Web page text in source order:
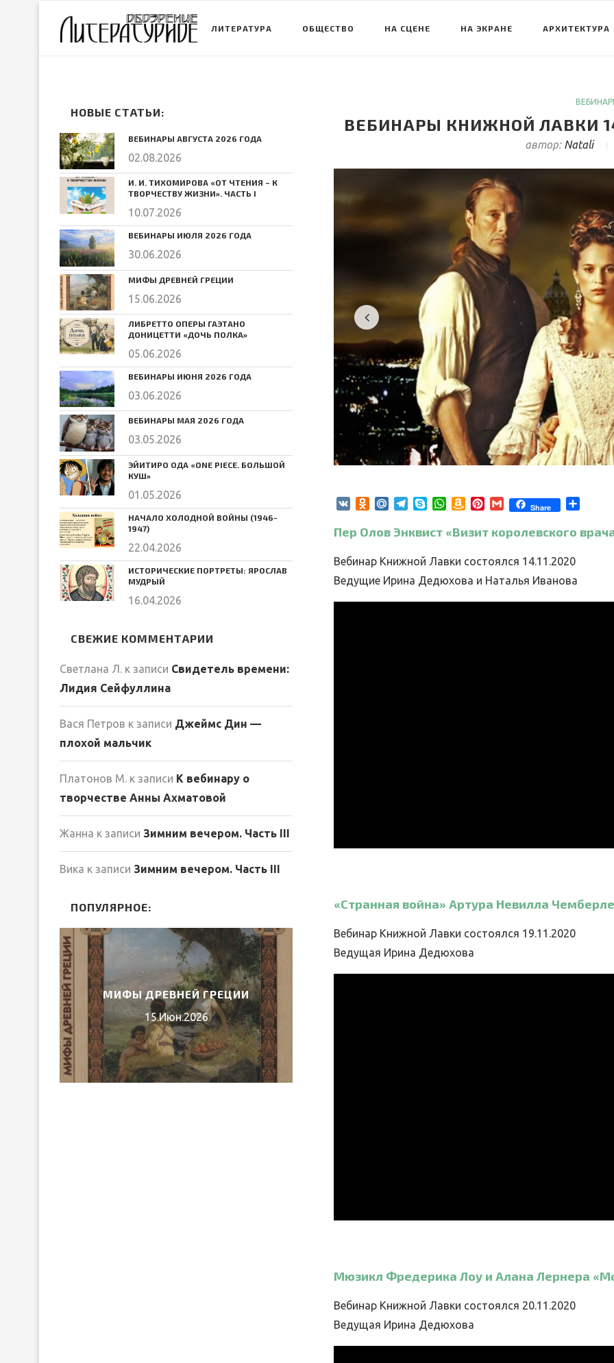
ЛИТЕРАТУРА ОБЩЕСТВО НА СЦЕНЕ НА ЭКРАНЕ АРХИТЕКТУРА
ВЕБИНАРЫ КНИЖНОЙ ЛАВКИ
автор: Natali
VK Odnoklassniki
Mail.RuTelegram
SkypeWhatsApp
Amazon
List
Pinterest
GmailShare
Пер Олов Энквист «Визит королевского
Вебинар Книжной Лавки состоялся 14.11.2020
Ведущие Ирина Дедюхова и Наталья Иванова
«Странная война» Артура Невилла
Вебинар Книжной Лавки состоялся 19.11.2020
Ведущая Ирина Дедюхова
Мюзикл Фредерика Лоу и Алана Лернера
Вебинар Книжной Лавки состоялся 20.11.2020
Ведущая Ирина Дедюхова
НОВЫЕ СТАТЬИ:
ВЕБИНАРЫ АВГУСТА 2026 ГОДА
02.08.2026
И. И. ТИХОМИРОВА «ОТ ЧТЕНИЯ – К
ТВОРЧЕСТВУ ЖИЗНИ». ЧАСТЬ I
10.07.2026
ВЕБИНАРЫ ИЮЛЯ 2026 ГОДА
30.06.2026
МИФЫ ДРЕВНЕЙ ГРЕЦИИ
15.06.2026
ЛИБРЕТТО ОПЕРЫ ГАЭТАНО
ДОНИЦЕТТИ «ДОЧЬ ПОЛКА»
05.06.2026
ВЕБИНАРЫ ИЮНЯ 2026 ГОДА
03.06.2026
ВЕБИНАРЫ МАЯ 2026 ГОДА
03.05.2026
ЭЙИТИРО ОДА «ONE PIECE. БОЛЬШОЙ
КУШ»
01.05.2026
НАЧАЛО ХОЛОДНОЙ ВОЙНЫ (1946-
1947)
22.04.2026
ИСТОРИЧЕСКИЕ ПОРТРЕТЫ: ЯРОСЛАВ
МУДРЫЙ
16.04.2026
СВЕЖИЕ КОММЕНТАРИИ
Светлана Л. к записи Свидетель времени:
Лидия Сейфуллина
Вася Петров к записи Джеймс Дин —
плохой мальчик
Платонов М. к записи К вебинару о
творчестве Анны Ахматовой
Жанна к записи Зимним вечером. Часть III
Вика к записи Зимним вечером. Часть III
ПОПУЛЯРНОЕ:
МИФЫ ДРЕВНЕЙ ГРЕЦИИ
15.Июн.2026